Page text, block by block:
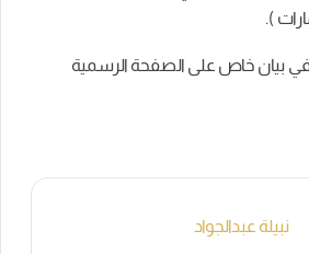
).
في بيان خاص على الصفحة الرسمية
نبيلة عبدالجواد